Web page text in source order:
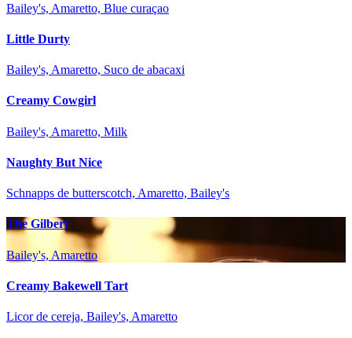
Bailey's, Amaretto, Blue curaçao
Little Durty
Bailey's, Amaretto, Suco de abacaxi
Creamy Cowgirl
Bailey's, Amaretto, Milk
Naughty But Nice
Schnapps de butterscotch, Amaretto, Bailey's
The Gilbert
Bailey's, Amaretto
Creamy Bakewell Tart
Licor de cereja, Bailey's, Amaretto